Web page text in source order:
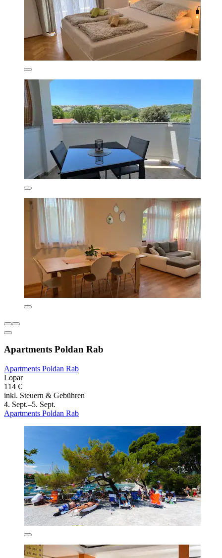
Apartments Poldan Rab
Apartments Poldan Rab
Lopar
114 €
inkl. Steuern & Gebühren
4. Sept.–5. Sept.
Apartments Poldan Rab